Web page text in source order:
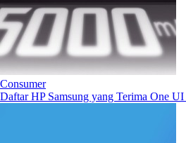
Consumer
Daftar HP Samsung yang Terima One